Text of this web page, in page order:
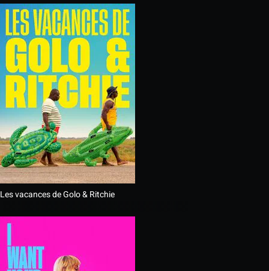
Les vacances de Golo & Ritchie